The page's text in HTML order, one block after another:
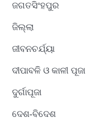
ଜଗତସିଂହପୁର
ଜିଲ୍ଲା
ଜୀବନଚର୍ଯ୍ୟା
ଦୀପାବଳି ଓ କାଳୀ ପୂଜା
ଦୁର୍ଗାପୂଜା
ଦେଶ-ବିଦେଶ